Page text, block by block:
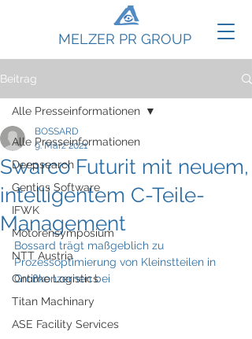
MELZER PR GROUP
Beitrag
Alle Presseinformationen
Deepsearch
Gentics Software
IFWK
Motorensymposium
NTT Austria
Ontime Logistics
Titan Machinary
ASE Facility Services
Alle Presseinformationen
Swarco Futurit mit neuem,
intelligentem C-Teile-
Management
BOSSARD
9. März 2021
Bossard trägt maßgeblich zu
Prozessoptimierung von Kleinstteilen in
Großkonzernen bei